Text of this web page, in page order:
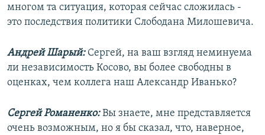
многом та ситуация, которая сейчас сложилась -
это последствия политики Слободана Милошевича.
Андрей Шарый: Сергей, на ваш взгляд неминуема
ли независимость Косово, вы более свободны в
оценках, чем коллега наш Александр Иванько?
Сергей Романенко:Вы знаете, мне представляется
очень возможным, но я бы сказал, что, наверное,